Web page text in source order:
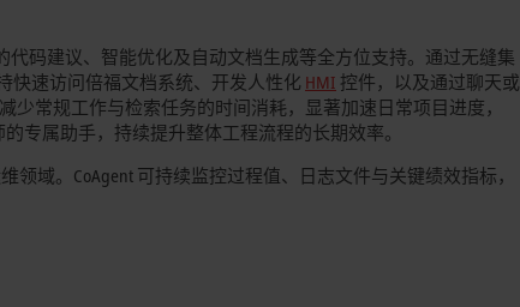
代码建议、智能优化及自动文档生成等全方位支持。通过无缝集
快速访问倍福文档系统、开发人性化 HMI 控件，以及通过聊天或
常规工作与检索任务的时间消耗，显著加速日常项目进度，
专属助手，持续提升整体工程流程的长期效率。
领域。CoAgent 可持续监控过程值、日志文件与关键绩效指标，